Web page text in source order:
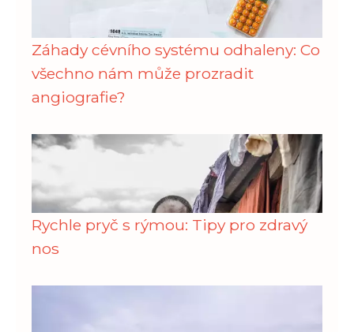
Záhady cévního systému odhaleny: Co
všechno nám může prozradit
angiografie?
Rychle pryč s rýmou: Tipy pro zdravý
nos